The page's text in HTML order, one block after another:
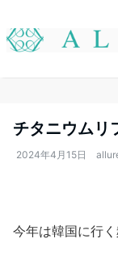
チタニウムリ
2024年4月15日
今年は韓国に行